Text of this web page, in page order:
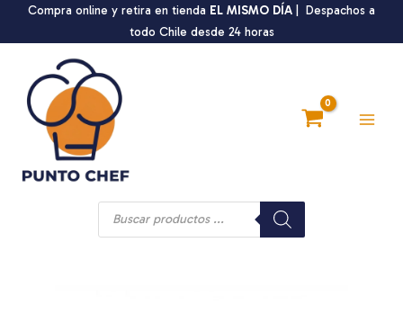
Compra online y retira en tienda EL MISMO DÍA | Despachos a
todo Chile desde 24 horas
Búsqueda